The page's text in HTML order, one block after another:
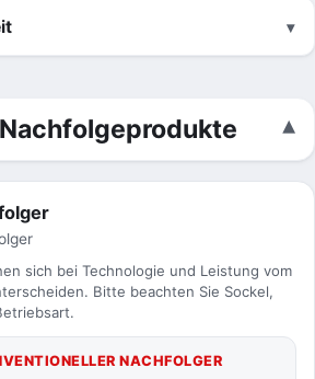
sich bei Technologie und Leistung vom
Bitte beachten Sie Sockel,
NACHFOLGER